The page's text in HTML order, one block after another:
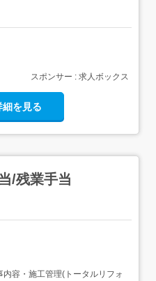
スポンサー : 求人ボックス
細を見る
/残業手当
内容・施工管理(トータルリフォ